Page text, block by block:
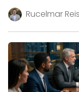
Rucelmar Reis